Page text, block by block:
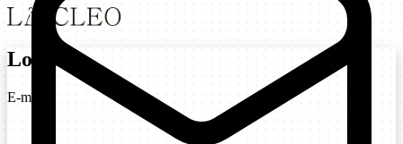
Login
E-mail